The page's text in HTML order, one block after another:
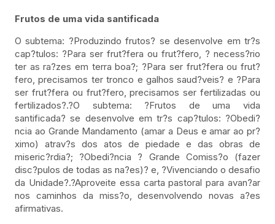
Frutos de uma vida santificada
O subtema: ?Produzindo frutos? se desenvolve em tr?s
cap?tulos: ?Para ser frut?fera ou frut?fero, ? necess?rio
ter as ra?zes em terra boa?; ?Para ser frut?fera ou frut?
fero, precisamos ter tronco e galhos saud?veis? e ?Para
ser frut?fera ou frut?fero, precisamos ser fertilizadas ou
fertilizados?.?O subtema: ?Frutos de uma vida
santificada? se desenvolve em tr?s cap?tulos: ?Obedi?
ncia ao Grande Mandamento (amar a Deus e amar ao pr?
ximo) atrav?s dos atos de piedade e das obras de
miseric?rdia?; ?Obedi?ncia ? Grande Comiss?o (fazer
disc?pulos de todas as na?es)? e, ?Vivenciando o desafio
da Unidade?.?Aproveite essa carta pastoral para avan?ar
nos caminhos da miss?o, desenvolvendo novas a?es
afirmativas.